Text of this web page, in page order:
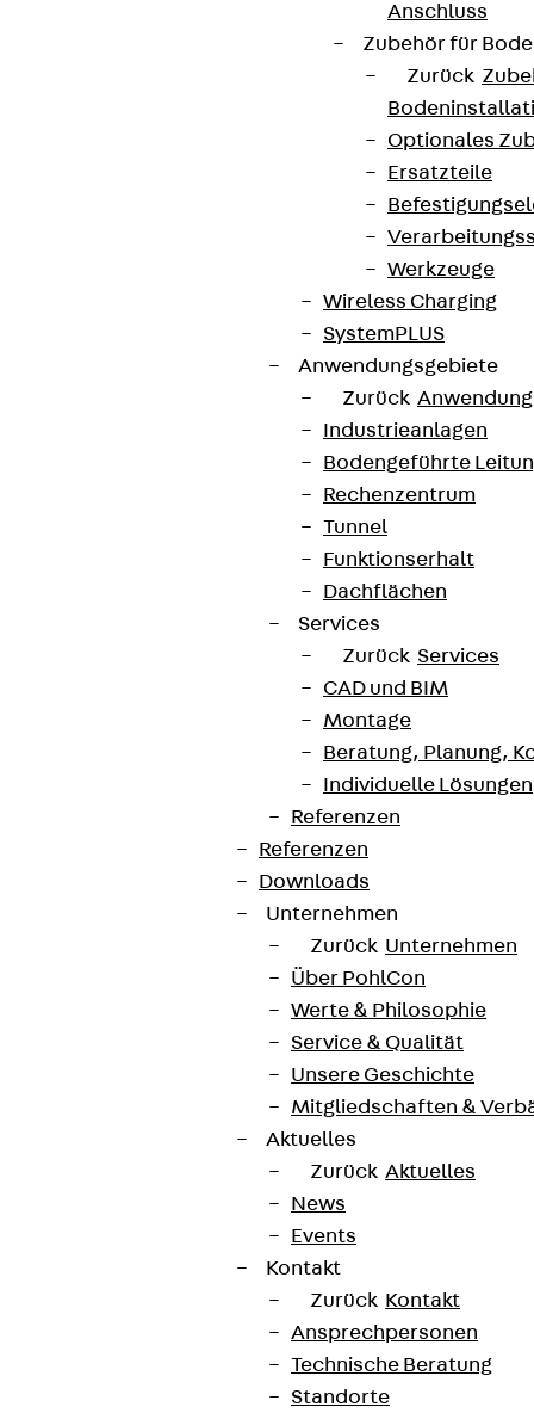
Anschluss
Zubehör für
Zurück
Optionales
Ersatzteile
Werkzeuge
Wireless Charging
SystemPLUS
Anwendungsgebiete
Zurück
Industrieanlagen
Bodengeführte
Rechenzentrum
Tunnel
Funktionserhalt
Dachflächen
Services
Zurück Services
CAD und BIM
Montage
Beratung, Planung,
Individuelle Lösungen
Referenzen
Referenzen
Downloads
Unternehmen
Zurück Unternehmen
Über PohlCon
Werte & Philosophie
Service & Qualität
Unsere Geschichte
Mitgliedschaften &
Aktuelles
Zurück Aktuelles
News
Events
Kontakt
Zurück Kontakt
Ansprechpersonen
Technische Beratung
Standorte